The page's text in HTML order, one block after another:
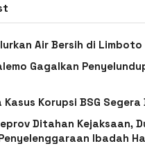
Air Bersih di Limboto
Gagalkan
Kasus Korupsi BSG Segera
Ditahan Kejaksaan,
Ibadah